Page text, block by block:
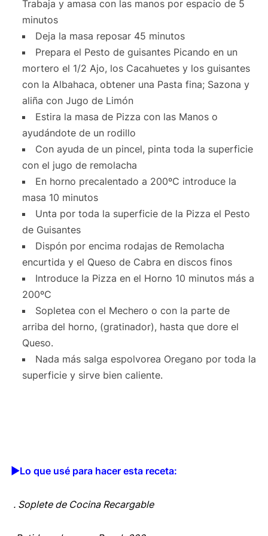
Trabaja y amasa con las manos por espacio de 5
minutos
Deja la masa reposar 45 minutos
Prepara el Pesto de guisantes Picando en un
mortero el 1/2 Ajo, los Cacahuetes y los guisantes
con la Albahaca, obtener una Pasta fina; Sazona y
aliña con Jugo de Limón
Estira la masa de Pizza con las Manos o
ayudándote de un rodillo
Con ayuda de un pincel, pinta toda la superficie
con el jugo de remolacha
En horno precalentado a 200ºC introduce la
masa 10 minutos
Unta por toda la superficie de la Pizza el Pesto
de Guisantes
Dispón por encima rodajas de Remolacha
encurtida y el Queso de Cabra en discos finos
Introduce la Pizza en el Horno 10 minutos más a
200ºC
Sopletea con el Mechero o con la parte de
arriba del horno, (gratinador), hasta que dore el
Queso.
Nada más salga espolvorea Oregano por toda la
superficie y sirve bien caliente.
▶︎Lo que usé para hacer esta receta:
. Soplete de Cocina Recargable